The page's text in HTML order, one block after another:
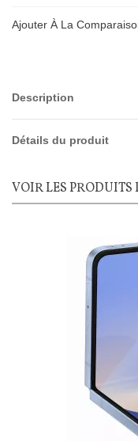
Ajouter À La
Description
Détails du produit
VOIR LES PRODUITS